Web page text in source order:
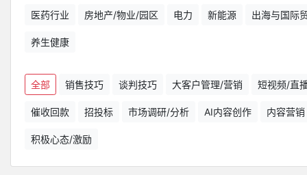
医药行业 房地产/物业/园区 电力 新能源 出海与国际
养生健康
全部 销售技巧 谈判技巧 大客户管理/营销 短视频/直
催收回款 招投标 市场调研/分析 AI内容创作 内容营销
积极心态/激励